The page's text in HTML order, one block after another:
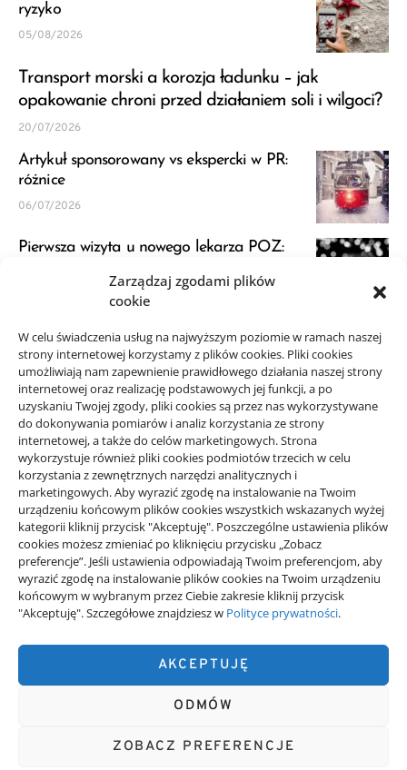
Zarządzaj zgodami plików
cookie
W celu świadczenia usług na najwyższym poziomie w ramach naszej
strony internetowej korzystamy z plików cookies. Pliki cookies
umożliwiają nam zapewnienie prawidłowego działania naszej strony
internetowej oraz realizację podstawowych jej funkcji, a po
uzyskaniu Twojej zgody, pliki cookies są przez nas wykorzystywane
do dokonywania pomiarów i analiz korzystania ze strony
internetowej, a także do celów marketingowych. Strona
wykorzystuje również pliki cookies podmiotów trzecich w celu
korzystania z zewnętrznych narzędzi analitycznych i
marketingowych. Aby wyrazić zgodę na instalowanie na Twoim
urządzeniu końcowym plików cookies wszystkich wskazanych wyżej
kategorii kliknij przycisk "Akceptuję". Poszczególne ustawienia plików
cookies możesz zmieniać po kliknięciu przycisku „Zobacz
preferencje”. Jeśli ustawienia odpowiadają Twoim preferencjom, aby
wyrazić zgodę na instalowanie plików cookies na Twoim urządzeniu
końcowym w wybranym przez Ciebie zakresie kliknij przycisk
"Akceptuję". Szczegółowe znajdziesz w Polityce prywatności.
AKCEPTUJĘ
ODMÓW
ZOBACZ PREFERENCJE
ryzyko
05/08/2026
Transport morski a korozja ładunku – jak
opakowanie chroni przed działaniem soli i wilgoci?
20/07/2026
Artykuł sponsorowany vs ekspercki w PR:
różnice
06/07/2026
Pierwsza wizyta u nowego lekarza POZ:
JDG a VAT: kiedy zapytać księgową przed
startem
21/06/2026
Projekty domów Rzeszów
wizytówki nap
Kreator+
Kreator + Premium informacje dostępne za darmo. Czytaj, dziel się
POLITYKA PRYWATNOŚCI POLITYKA PLIKÓW COOKIES (EU)